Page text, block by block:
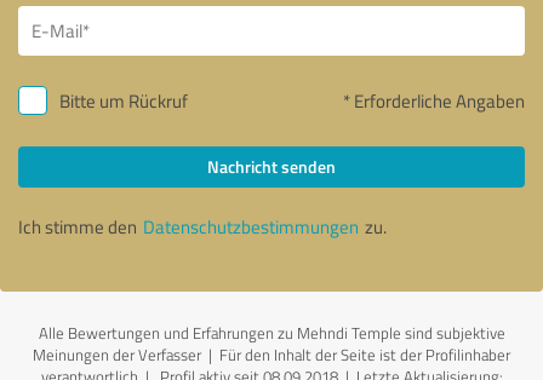
Bitte um Rückruf * Erforderliche Angaben
Nachricht senden
Ich stimme den Datenschutzbestimmungen zu.
Alle Bewertungen und Erfahrungen zu Mehndi Temple sind subjektive
Meinungen der Verfasser | Für den Inhalt der Seite ist der Profilinhaber